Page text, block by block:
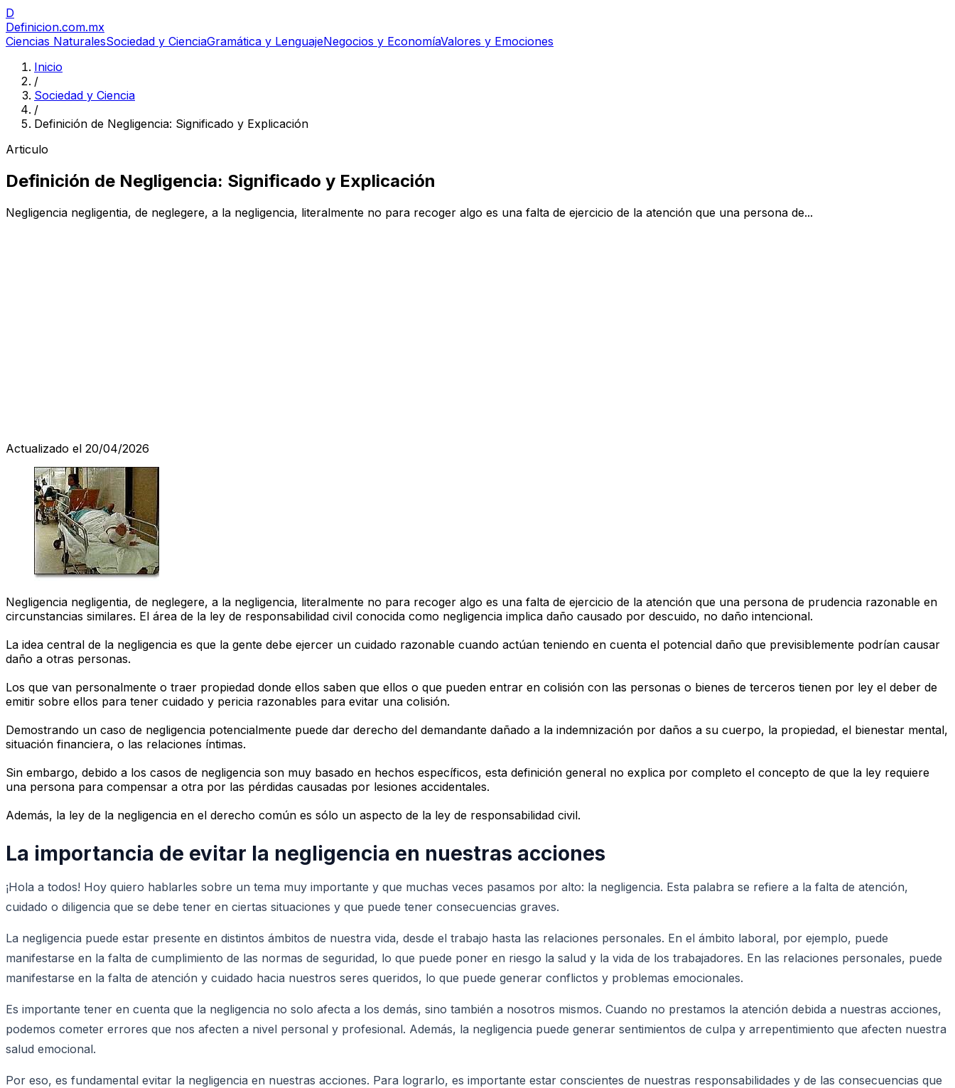
D
Definicion.com.mx
Ciencias NaturalesSociedad y CienciaGramática y LenguajeNegocios y EconomíaValores y Emociones
Inicio
/
Sociedad y Ciencia
/
Definición de Negligencia: Significado y Explicación
Articulo
Definición de Negligencia: Significado y Explicación
Negligencia negligentia, de neglegere, a la negligencia, literalmente no para recoger algo es una falta de ejercicio de la atención que una persona de...
Actualizado el 20/04/2026
Negligencia negligentia, de neglegere, a la negligencia, literalmente no para recoger algo es una falta de ejercicio de la atención que una persona de prudencia razonable en
circunstancias similares. El área de la ley de responsabilidad civil conocida como negligencia implica daño causado por descuido, no daño intencional.
La idea central de la negligencia es que la gente debe ejercer un cuidado razonable cuando actúan teniendo en cuenta el potencial daño que previsiblemente podrían causar
daño a otras personas.
Los que van personalmente o traer propiedad donde ellos saben que ellos o que pueden entrar en colisión con las personas o bienes de terceros tienen por ley el deber de
emitir sobre ellos para tener cuidado y pericia razonables para evitar una colisión.
Demostrando un caso de negligencia potencialmente puede dar derecho del demandante dañado a la indemnización por daños a su cuerpo, la propiedad, el bienestar mental,
situación financiera, o las relaciones íntimas.
Sin embargo, debido a los casos de negligencia son muy basado en hechos específicos, esta definición general no explica por completo el concepto de que la ley requiere
una persona para compensar a otra por las pérdidas causadas por lesiones accidentales.
Además, la ley de la negligencia en el derecho común es sólo un aspecto de la ley de responsabilidad civil.
La importancia de evitar la negligencia en nuestras acciones
¡Hola a todos! Hoy quiero hablarles sobre un tema muy importante y que muchas veces pasamos por alto: la negligencia. Esta palabra se refiere a la falta de atención,
cuidado o diligencia que se debe tener en ciertas situaciones y que puede tener consecuencias graves.
La negligencia puede estar presente en distintos ámbitos de nuestra vida, desde el trabajo hasta las relaciones personales. En el ámbito laboral, por ejemplo, puede
manifestarse en la falta de cumplimiento de las normas de seguridad, lo que puede poner en riesgo la salud y la vida de los trabajadores. En las relaciones personales, puede
manifestarse en la falta de atención y cuidado hacia nuestros seres queridos, lo que puede generar conflictos y problemas emocionales.
Es importante tener en cuenta que la negligencia no solo afecta a los demás, sino también a nosotros mismos. Cuando no prestamos la atención debida a nuestras acciones,
podemos cometer errores que nos afecten a nivel personal y profesional. Además, la negligencia puede generar sentimientos de culpa y arrepentimiento que afecten nuestra
salud emocional.
Por eso, es fundamental evitar la negligencia en nuestras acciones. Para lograrlo, es importante estar conscientes de nuestras responsabilidades y de las consecuencias que